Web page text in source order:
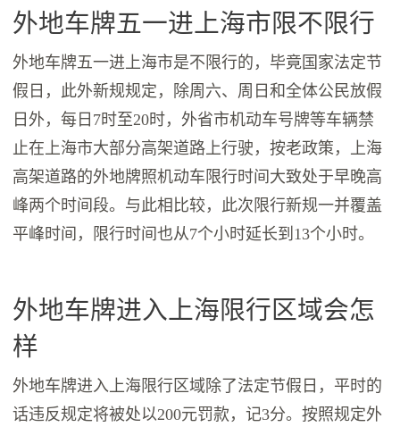
外地车牌五一进上海市限不限行
外地车牌五一进上海市是不限行的，毕竟国家法定节
假日，此外新规规定，除周六、周日和全体公民放假
日外，每日7时至20时，外省市机动车号牌等车辆禁
止在上海市大部分高架道路上行驶，按老政策，上海
高架道路的外地牌照机动车限行时间大致处于早晚高
峰两个时间段。与此相比较，此次限行新规一并覆盖
平峰时间，限行时间也从7个小时延长到13个小时。
外地车牌进入上海限行区域会怎
样
外地车牌进入上海限行区域除了法定节假日，平时的
话违反规定将被处以200元罚款，记3分。按照规定外